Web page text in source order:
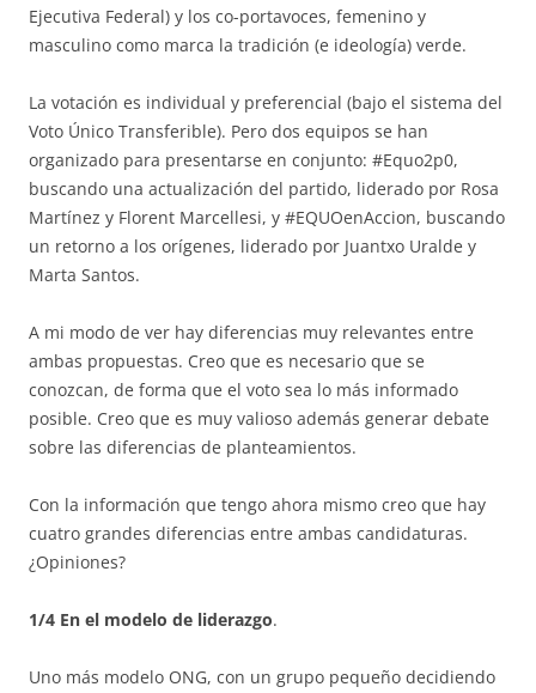
Ejecutiva Federal) y los co-portavoces, femenino y
masculino como marca la tradición (e ideología) verde.
La votación es individual y preferencial (bajo el sistema del
Voto Único Transferible). Pero dos equipos se han
organizado para presentarse en conjunto: #Equo2p0,
buscando una actualización del partido, liderado por Rosa
Martínez y Florent Marcellesi, y #EQUOenAccion, buscando
un retorno a los orígenes, liderado por Juantxo Uralde y
Marta Santos.
A mi modo de ver hay diferencias muy relevantes entre
ambas propuestas. Creo que es necesario que se
conozcan, de forma que el voto sea lo más informado
posible. Creo que es muy valioso además generar debate
sobre las diferencias de planteamientos.
Con la información que tengo ahora mismo creo que hay
cuatro grandes diferencias entre ambas candidaturas.
¿Opiniones?
1/4 En el modelo de liderazgo.
Uno más modelo ONG, con un grupo pequeño decidiendo